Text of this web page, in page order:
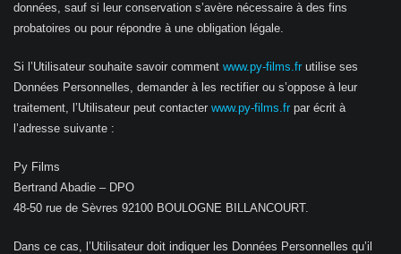
données, sauf si leur conservation s’avère nécessaire à des fins
probatoires ou pour répondre à une obligation légale.
Si l’Utilisateur souhaite savoir comment www.py-films.fr utilise ses
Données Personnelles, demander à les rectifier ou s’oppose à leur
traitement, l’Utilisateur peut contacter www.py-films.fr par écrit à
l’adresse suivante :
Py Films
Bertrand Abadie – DPO
48-50 rue de Sèvres 92100 BOULOGNE BILLANCOURT.
Dans ce cas, l’Utilisateur doit indiquer les Données Personnelles qu’il